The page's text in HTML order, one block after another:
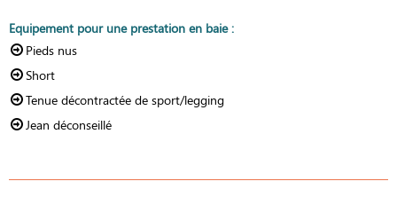
Equipement pour une prestation en baie:
Pieds nus
Short
Tenue décontractée de sport/legging
Jean déconseillé